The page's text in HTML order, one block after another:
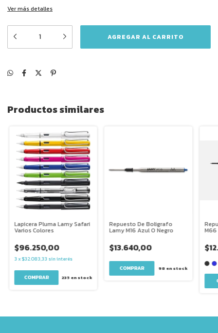
Ver más detalles
Productos similares
Lapicera Pluma Lamy Safari
Varios Colores
$96.250,00
3x$32.083,33 sin interés
235 en stock
Repuesto De Boligrafo
Lamy M16 Azul O Negro
$13.640,00
98 en stock
M66